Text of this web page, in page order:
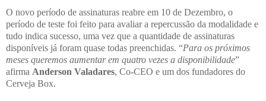
O novo período de assinaturas reabre em 10 de Dezembro, o
período de teste foi feito para avaliar a repercussão da modalidade e
tudo indica sucesso, uma vez que a quantidade de assinaturas
disponíveis já foram quase todas preenchidas. “Para os próximos
meses queremos aumentar em quatro vezes a disponibilidade”
afirma Anderson Valadares, Co-CEO e um dos fundadores do
Cerveja Box.